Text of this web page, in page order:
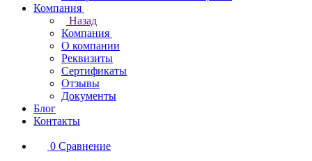
Компания
Назад
Компания
О компании
Реквизиты
Сертификаты
Отзывы
Документы
Блог
Контакты
0 Сравнение